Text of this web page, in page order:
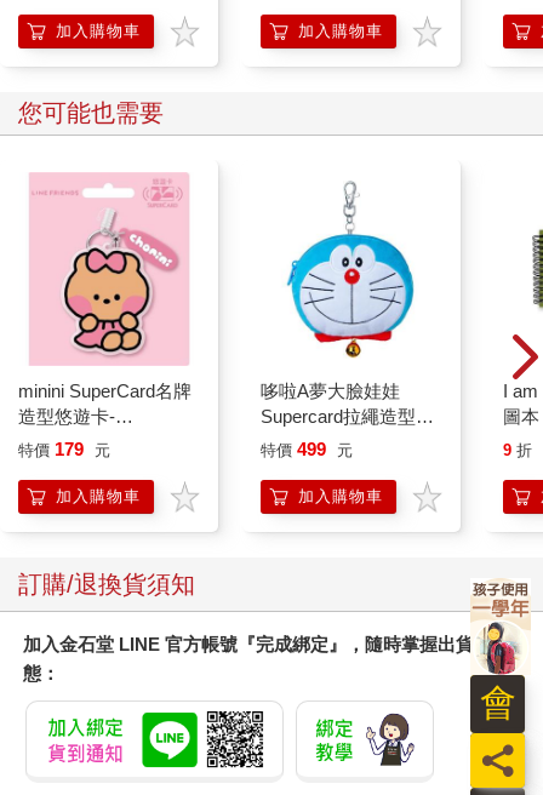
加入購物車 加入購物車
您可能也需要
minini SuperCard名牌
造型悠遊卡-
chonini【受託代銷】
特價 179 元
加入購物車
哆啦A夢大臉娃娃
Supercard拉繩造型悠
遊卡【受託代銷】
特價 499 元
加入購物車
I am
圖
9 折
訂購/退換貨須知
加入金石堂 LINE 官方帳號『完成綁定』，隨時掌握出貨動
態：
員
會